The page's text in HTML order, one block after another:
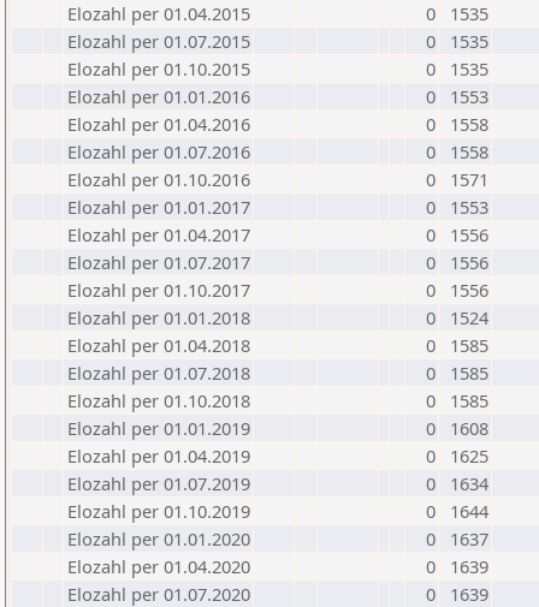
Elozahl per 01.04.2015
0
1535
Elozahl per 01.07.2015
0
1535
Elozahl per 01.10.2015
0
1535
Elozahl per 01.01.2016
0
1553
Elozahl per 01.04.2016
0
1558
Elozahl per 01.07.2016
0
1558
Elozahl per 01.10.2016
0
1571
Elozahl per 01.01.2017
0
1553
Elozahl per 01.04.2017
0
1556
Elozahl per 01.07.2017
0
1556
Elozahl per 01.10.2017
0
1556
Elozahl per 01.01.2018
0
1524
Elozahl per 01.04.2018
0
1585
Elozahl per 01.07.2018
0
1585
Elozahl per 01.10.2018
0
1585
Elozahl per 01.01.2019
0
1608
Elozahl per 01.04.2019
0
1625
Elozahl per 01.07.2019
0
1634
Elozahl per 01.10.2019
0
1644
Elozahl per 01.01.2020
0
1637
Elozahl per 01.04.2020
0
1639
Elozahl per 01.07.2020
0
1639